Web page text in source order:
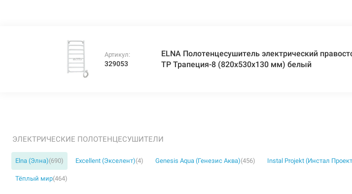
Артикул:
329053
ELNA Полотенцесушитель электрический
ТР Трапеция-8 (820х530х130 мм) белый
ЭЛЕКТРИЧЕСКИЕ ПОЛОТЕНЦЕСУШИТЕЛИ
Elna (Элна)(690) Excellent (Экселент)(4) Genesis Aqua (Генезис Аква)(456) Instal Projekt (Инстал
Тёплый мир(464)